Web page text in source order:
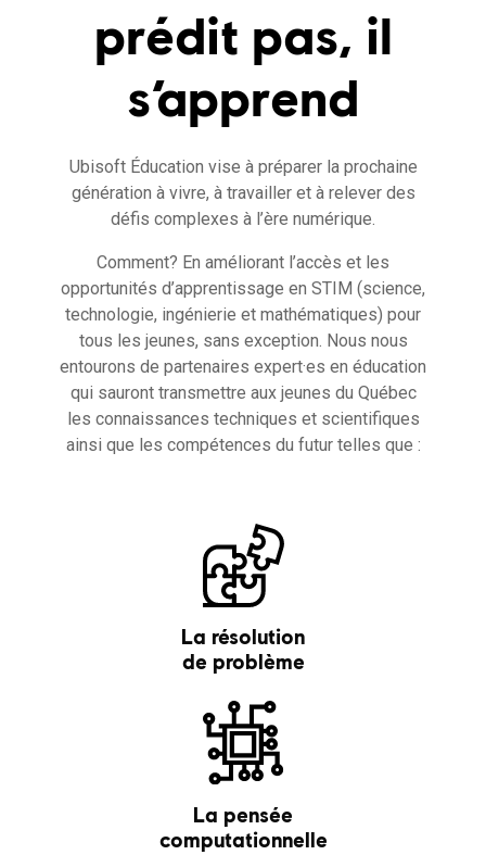
prédit pas, il
s’apprend
Ubisoft Éducation vise à préparer la prochaine
génération à vivre, à travailler et à relever des
défis complexes à l’ère numérique.
Comment? En améliorant l’accès et les
opportunités d’apprentissage en STIM (science,
technologie, ingénierie et mathématiques) pour
tous les jeunes, sans exception. Nous nous
entourons de partenaires expert·es en éducation
qui sauront transmettre aux jeunes du Québec
les connaissances techniques et scientifiques
ainsi que les compétences du futur telles que :
La résolution
de problème
La pensée
computationnelle